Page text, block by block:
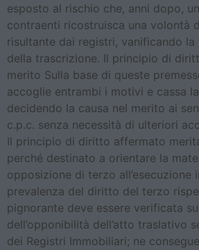
esposto al rischio che, anni dopo,
contraenti ricostruisca una volontà
risultante dai registri, vanificando la
della trascrizione. Il principio di
merito Sulla base di queste
accoglie entrambi i motivi e cassa
decidendo la causa nel merito ai
c.p.c. senza necessità di ulteriori
Il principio di diritto affermato
perché destinato a orientare la
opposizione di terzo all’esecuzione
prevalenza del diritto del terzo
pignorante deve essere verificata
dell’opponibilità dell’atto traslativo
dei Registri Immobiliari; ne